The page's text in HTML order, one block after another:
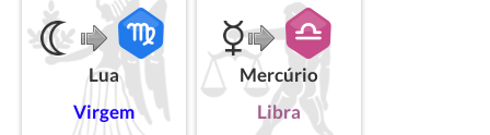
Lua
Virgem
Mercúrio
Libra